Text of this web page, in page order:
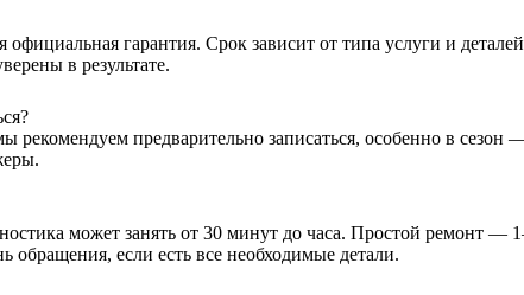
гарантия. Срок зависит от типа услуги и
в результате.
предварительно записаться, особенно в
может занять от 30 минут до часа. Простой ремонт
обращения, если есть все необходимые детали.